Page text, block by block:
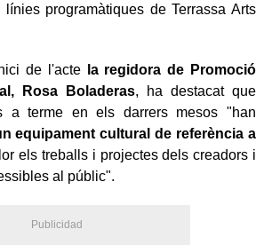
programàtiques de Terrassa Arts
de l'acte
la regidora de Promoció
Rosa
Boladeras, ha destacat que
a terme en els darrers mesos "han
equipament cultural de referència a
els treballs i projectes dels creadors i
al públic".